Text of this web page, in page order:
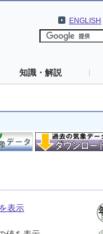
ENGLISH
知識・解説
表示